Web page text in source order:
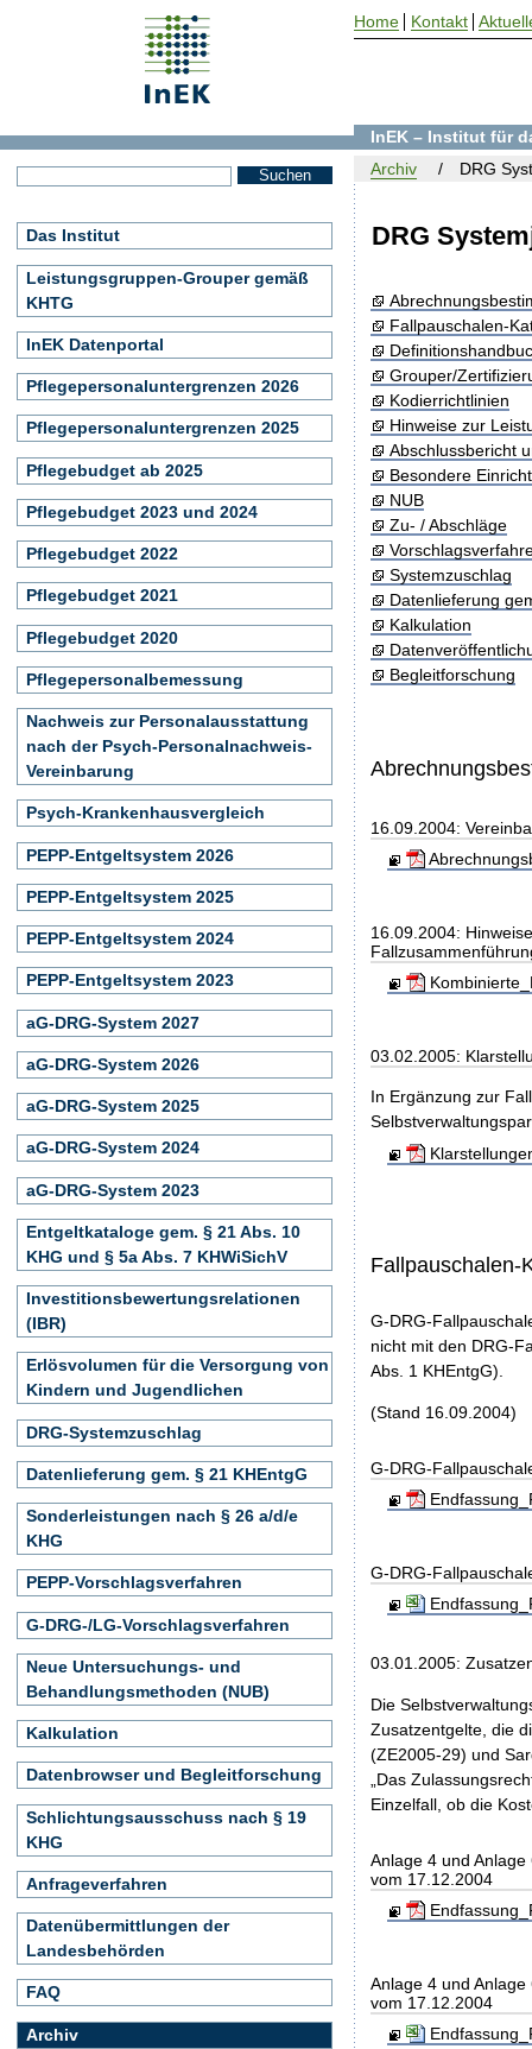
DRG
Fallpauschalen-
Grouper/
Kodierrichtlinien
Hinweise zur
Abschlussbericht
Besondere
NUB
Zu- / Abschläge
Systemzuschlag
Datenlieferung
Kalkulation
Begleitforschung
16.09.2004:
16.09.2004:
03.02.2005:
In Ergänzung zur
Fallpauschalen-
G-DRG-
nicht mit den DRG-
Abs. 1 KHEntgG).
(Stand 16.09.2004)
G-DRG-
G-DRG-
03.01.2005:
Die
Zusatzentgelte, die
(ZE2005-29) und
„Das
Einzelfall, ob die
Anlage 4 und
vom 17.12.2004
Anlage 4 und
vom 17.12.2004
InEK – Institut für
Archiv
DRG
Das Institut
Leistungsgruppen-Grouper gemäß
KHTG
InEK Datenportal
Pflegepersonaluntergrenzen 2026
Pflegepersonaluntergrenzen 2025
Pflegebudget ab 2025
Pflegebudget 2023 und 2024
Pflegebudget 2022
Pflegebudget 2021
Pflegebudget 2020
Pflegepersonalbemessung
Nachweis zur Personalausstattung
nach der Psych-Personalnachweis-
Vereinbarung
Psych-Krankenhausvergleich
PEPP-Entgeltsystem 2026
PEPP-Entgeltsystem 2025
PEPP-Entgeltsystem 2024
PEPP-Entgeltsystem 2023
aG-DRG-System 2027
aG-DRG-System 2026
aG-DRG-System 2025
aG-DRG-System 2024
aG-DRG-System 2023
Entgeltkataloge gem. § 21 Abs. 10
KHG und § 5a Abs. 7 KHWiSichV
Investitionsbewertungsrelationen
(IBR)
Erlösvolumen für die Versorgung von
Kindern und Jugendlichen
DRG-Systemzuschlag
Datenlieferung gem. § 21 KHEntgG
Sonderleistungen nach § 26 a/d/e
KHG
PEPP-Vorschlagsverfahren
G-DRG-/LG-Vorschlagsverfahren
Neue Untersuchungs- und
Behandlungsmethoden (NUB)
Kalkulation
Datenbrowser und Begleitforschung
Schlichtungsausschuss nach § 19
KHG
Anfrageverfahren
Datenübermittlungen der
Landesbehörden
FAQ
Archiv
Home Kontakt